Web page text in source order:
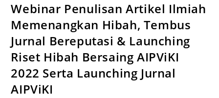
Webinar Penulisan Artikel Ilmiah
Memenangkan Hibah, Tembus
Jurnal Bereputasi & Launching
Riset Hibah Bersaing AIPViKI
2022 Serta Launching Jurnal
AIPViKI